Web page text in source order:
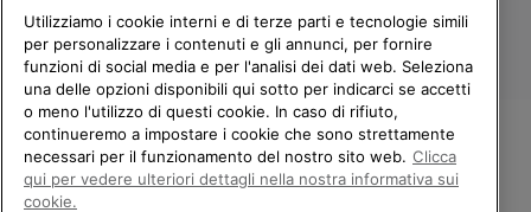
Italia
©2026Columbia Sportswear Company. Avenue des Morgines, 12 1213
Petit-Lancy Switzerland. Tutti i diritti riservati.
BENVENUTO/A IN SOREL.
SELEZIONA IL TUO PAESE DI
Utilizziamo i cookie interni e di terze parti e tecnologie simili
per personalizzare i contenuti e gli annunci, per fornire
funzioni di social media e per l'analisi dei dati web. Seleziona
una delle opzioni disponibili qui sotto per indicarci se accetti
o meno l'utilizzo di questi cookie. In caso di rifiuto,
continueremo a impostare i cookie che sono strettamente
necessari per il funzionamento del nostro sito web. Clicca
qui per vedere ulteriori dettagli nella nostra informativa sui
cookie.